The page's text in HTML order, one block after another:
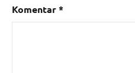
Komentar*